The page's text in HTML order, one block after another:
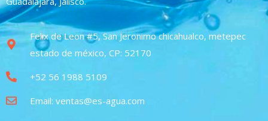
Felix de Leon #5, San Jeronimo chicahualco, metepec
estado de méxico, CP: 52170
+52 56 1988 5109
Email: ventas@es-agua.com